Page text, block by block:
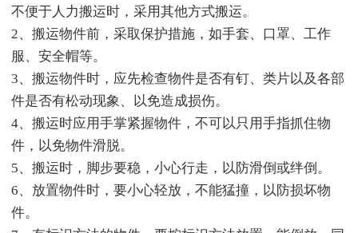
不便于人力搬运时，采用其他方式搬运。
2、搬运物件前，采取保护措施，如手套、口罩、工作
服、安全帽等。
3、搬运物件时，应先检查物件是否有钉、类片以及各部
件是否有松动现象、以免造成损伤。
4、搬运时应用手掌紧握物件，不可以只用手指抓住物
件，以免物件滑脱。
5、搬运时，脚步要稳，小心行走，以防滑倒或绊倒。
6、放置物件时，要小心轻放，不能猛撞，以防损坏物
件。